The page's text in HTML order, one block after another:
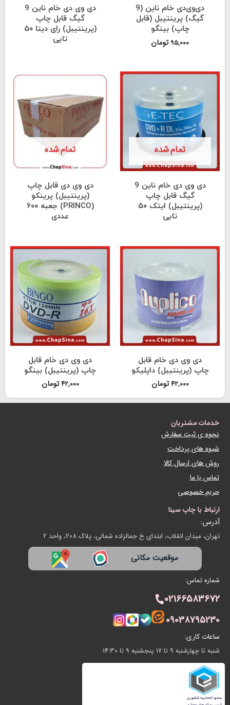
دی‌وی‌دی خام ناین (9
گیگ) پرینتیبل (قابل
چاپ) بینگو
۹۵,۰۰۰ تومان
دی وی دی خام ناین 9
گیگ قابل چاپ
(پرینتیبل) رای دیتا ۵۰
تایی
تمام شده
دی وی دی خام ناین 9
گیگ قابل چاپ
(پرینتیبل) ایتک ۵۰
تایی
تمام شده
دی وی دی قابل چاپ
(پرینتیبل) پرینکو
(PRINCO) جعبه ۶۰۰
عددی
دی وی دی خام قابل
چاپ (پرینتیبل) داپلیکو
۴۲,۰۰۰ تومان
دی وی دی خام قابل
چاپ (پرینتیبل) بینگو
۴۲,۰۰۰ تومان
خدمات مشتریان
نحوه ی ثبت سفارش
شیوه های پرداخت
روش های ارسال کالا
تماس با ما
حریم خصوصی
ارتباط با چاپ سینا
آدرس:
تهران، میدان انقلاب، ابتدای خ جمالزاده شمالی، پلاک 208، واحد 2
موقعیت مکانی
شماره تماس:
02166583672
09038795230
ساعات کاری:
شنبه تا چهارشنبه 9 تا 17 پنجشنبه 9 تا 14:30